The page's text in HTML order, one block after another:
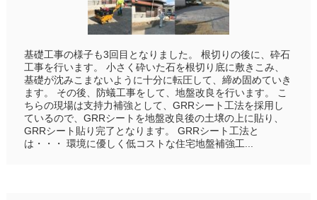
基礎工事の様子も3回目となりました。 根切りの後に、砕石
工事を行います。 小さく砕いた石を根切り底に敷きこみ、
基礎が沈みこまないように十分に転圧して、締め固めていき
ます。 その後、防蟻工事をして、地盤改良を行います。 こ
ちらの現場は支持力補強として、GRRシート工法を採用し
ているので、GRRシートを地盤改良後の土壌の上に貼り、
GRRシート貼り完了となります。 GRRシート工法と
は・・・ 環境に優しく低コストな住宅地盤補強工...